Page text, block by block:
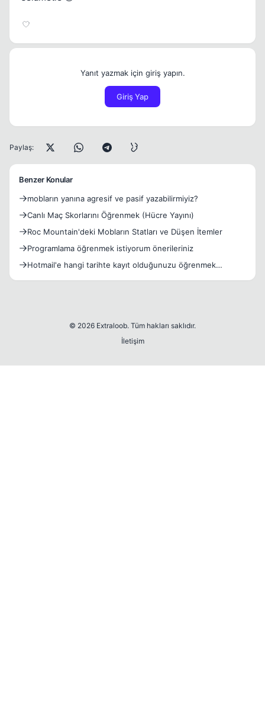
Yanıt yazmak için giriş yapın.
Giriş Yap
Paylaş:
Benzer Konular
mobların yanına agresif ve pasif yazabilirmiyiz?
Canlı Maç Skorlarını Öğrenmek (Hücre Yayını)
Roc Mountain'deki Mobların Statları ve Düşen İtemler
Programlama öğrenmek istiyorum önerileriniz
Hotmail'e hangi tarihte kayıt olduğunuzu öğrenmek
© 2026 Extraloob. Tüm hakları saklıdır.
İletişim